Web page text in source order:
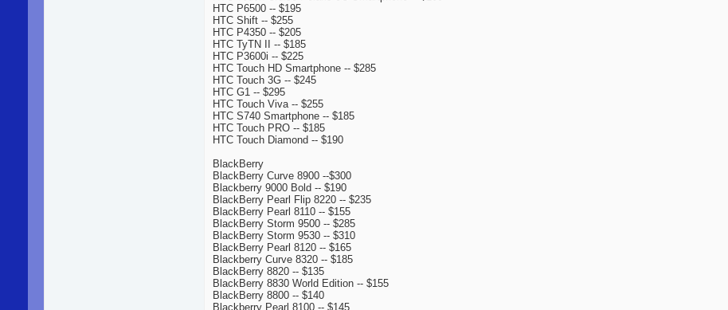
HTC P6500 -- $195
HTC Shift -- $255
HTC P4350 -- $205
HTC TyTN II -- $185
HTC P3600i -- $225
HTC Touch HD Smartphone -- $285
HTC Touch 3G -- $245
HTC G1 -- $295
HTC Touch Viva -- $255
HTC S740 Smartphone -- $185
HTC Touch PRO -- $185
HTC Touch Diamond -- $190
BlackBerry
BlackBerry Curve 8900 --$300
Blackberry 9000 Bold -- $190
BlackBerry Pearl Flip 8220 -- $235
BlackBerry Pearl 8110 -- $155
BlackBerry Storm 9500 -- $285
BlackBerry Storm 9530 -- $310
BlackBerry Pearl 8120 -- $165
Blackberry Curve 8320 -- $185
BlackBerry 8820 -- $135
BlackBerry 8830 World Edition -- $155
BlackBerry 8800 -- $140
Blackberry Pearl 8100 -- $145